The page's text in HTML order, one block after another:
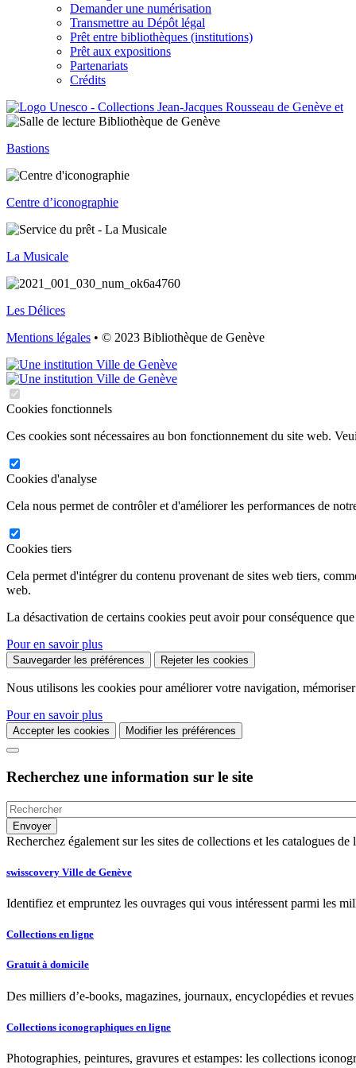
Demander une numérisation
Transmettre au Dépôt légal
Prêt entre bibliothèques (institutions)
Prêt aux expositions
Partenariats
Crédits
Bastions
Centre d’iconographie
La Musicale
Les Délices
Mentions légales • © 2023 Bibliothèque de Genève
Cookies fonctionnels
Ces cookies sont nécessaires au bon fonctionnement du site web.
Cookies d'analyse
Cela nous permet de contrôler et d'améliorer les performances de
Cookies tiers
Cela permet d'intégrer du contenu provenant de sites web tiers,
web.
La désactivation de certains cookies peut avoir pour conséquence
Pour en savoir plus
Sauvegarder les préférences Rejeter les cookies
Nous utilisons les cookies pour améliorer votre navigation,
Pour en savoir plus
Accepter les cookies Modifier les préférences
Recherchez une information sur le site
Recherchez également sur les sites de collections et les catalogues
swisscovery Ville de Genève
Identifiez et empruntez les ouvrages qui vous intéressent parmi les
Collections en ligne
Gratuit à domicile
Des milliers d’e-books, magazines, journaux, encyclopédies et
Collections iconographiques en ligne
Photographies, peintures, gravures et estampes: les collections